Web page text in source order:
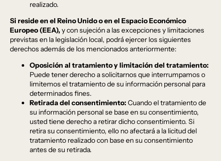
realizado.
Si reside en el Reino Unido o en el Espacio Económico
Europeo (EEA),y con sujeción a las excepciones y limitaciones
previstas en la legislación local, podrá ejercer los siguientes
derechos además de los mencionados anteriormente:
Oposición al tratamiento y limitación del tratamiento:
Puede tener derecho a solicitarnos que interrumpamos o
limitemos el tratamiento de su información personal para
determinados fines.
Retirada del consentimiento:Cuando el tratamiento de
su información personal se base en su consentimiento,
usted tiene derecho a retirar dicho consentimiento. Si
retira su consentimiento, ello no afectará a la licitud del
tratamiento realizado con base en su consentimiento
antes de su retirada.